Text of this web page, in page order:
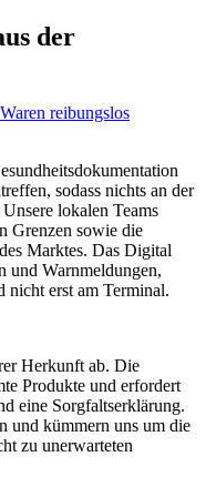
der
reibungslos
sodass nichts an der
lokalen Teams
Grenzen sowie die
Marktes. Das Digital
und Warnmeldungen,
nicht erst am Terminal.
Herkunft ab. Die
Produkte und erfordert
eine Sorgfaltserklärung.
und kümmern uns um die
zu unerwarteten